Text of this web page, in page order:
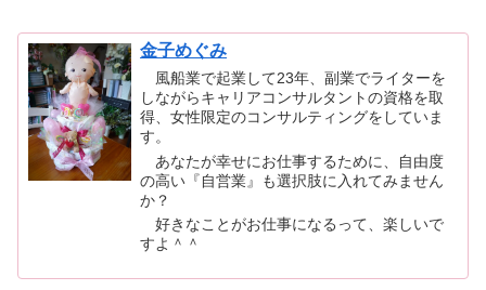
金子めぐみ
風船業で起業して23年、副業でライターを
しながらキャリアコンサルタントの資格を取
得、女性限定のコンサルティングをしていま
す。
あなたが幸せにお仕事するために、自由度
の高い『自営業』も選択肢に入れてみません
か？
好きなことがお仕事になるって、楽しいで
すよ＾＾